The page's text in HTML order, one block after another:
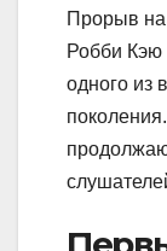
Прорыв
Робби Кэю
одного из